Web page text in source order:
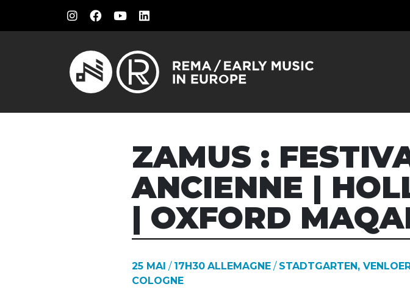
ZAMUS :
ANCIENNE |
| OXFORD
25 MAI / 17H30 ALLEMAGNE / STADTGARTEN,
COLOGNE